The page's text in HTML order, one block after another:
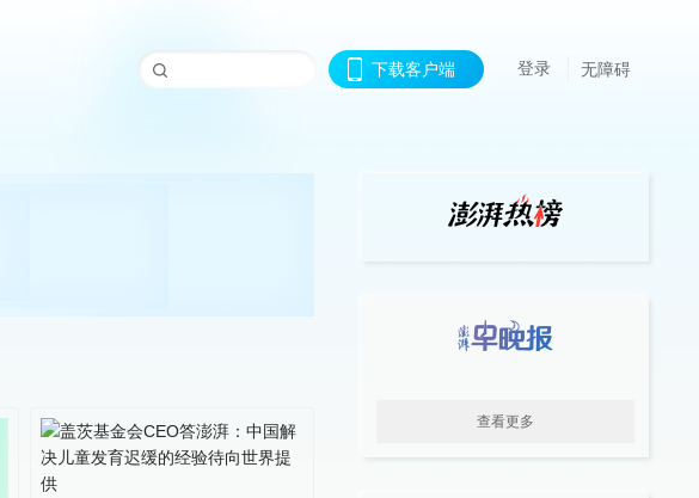
下载客户端 登录 无障碍
查看更多